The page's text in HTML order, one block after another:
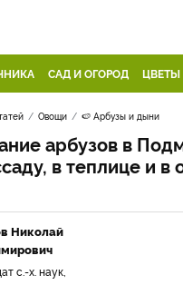
САД И ОГОРОД ЦВЕТЫ
Овощи 🍉 Арбузы и дыни
арбузов в
в теплице и в
Николай
с.-х. наук,